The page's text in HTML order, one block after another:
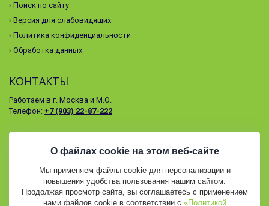
Поиск по сайту
Версия для слабовидящих
Политика конфиденциальности
Обработка данных
КОНТАКТЫ
Работаем в г. Москва и М.О.
Телефон: +7 (903) 22-87-222
© 2026 СЛЕДОПЫТ. ВСЕ ПРАВА ЗАЩИЩЕНЫ.
О файлах cookie на этом веб-сайте
Мы применяем файлы cookie для персонализации и
повышения удобства пользования нашим сайтом.
Продолжая просмотр сайта, вы соглашаетесь с применением
нами файлов cookie в соответствии с «Политикой